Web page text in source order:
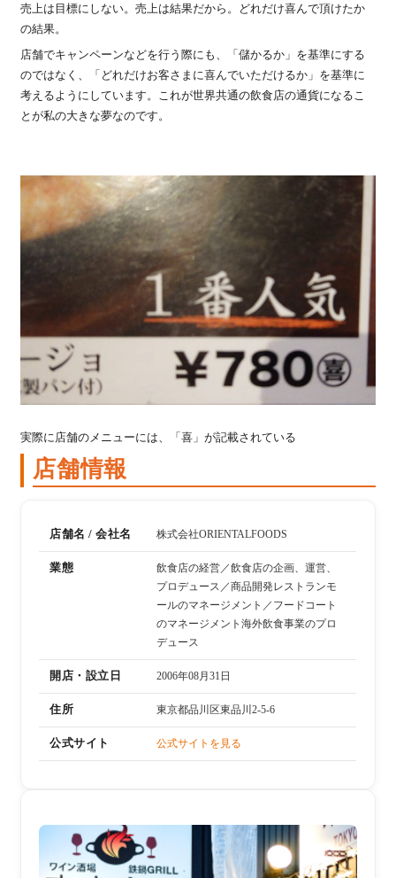
売上は目標にしない。売上は結果だから。どれだけ喜んで頂けたか
の結果。
店舗でキャンペーンなどを行う際にも、「儲かるか」を基準にする
のではなく、「どれだけお客さまに喜んでいただけるか」を基準に
考えるようにしています。これが世界共通の飲食店の通貨になるこ
とが私の大きな夢なのです。
実際に店舗のメニューには、「喜」が記載されている
店舗情報
店舗名 / 会社名 株式会社ORIENTALFOODS
業態
飲食店の経営／飲食店の企画、運営、
プロデュース／商品開発レストランモ
ールのマネージメント／フードコート
のマネージメント海外飲食事業のプロ
デュース
開店・設立日 2006年08月31日
住所 東京都品川区東品川2-5-6
公式サイト 公式サイトを見る